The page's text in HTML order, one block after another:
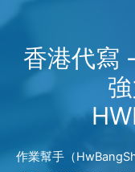
香港代寫
作業幫手（